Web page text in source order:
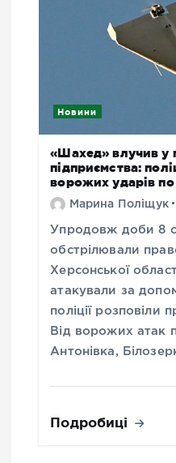
Новини
«Шахед» влучив у
підприємства:
ворожих ударів
Марина Поліщук
Упродовж доби 8
обстрілювали
Херсонської
атакували за
поліції розповіли
Від ворожих атак
Антонівка,
Подробиці